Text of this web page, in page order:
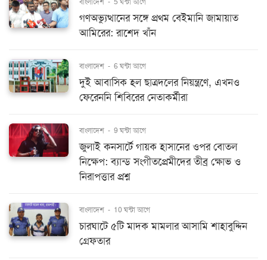
বাংলাদেশ - 5 ঘন্টা আগে
গণঅভ্যুত্থানের সঙ্গে প্রথম বেইমানি জামায়াত
আমিরের: রাশেদ খাঁন
বাংলাদেশ - 6 ঘন্টা আগে
দুই আবাসিক হল ছাত্রদলের নিয়ন্ত্রণে, এখনও
ফেরেননি শিবিরের নেতাকর্মীরা
বাংলাদেশ - 9 ঘন্টা আগে
জুলাই কনসার্টে গায়ক হাসানের ওপর বোতল
নিক্ষেপ: ব্যান্ড সংগীতপ্রেমীদের তীব্র ক্ষোভ ও
নিরাপত্তার প্রশ্ন
বাংলাদেশ - 10 ঘন্টা আগে
চারঘাটে ৫টি মাদক মামলার আসামি শাহাবুদ্দিন
গ্রেফতার